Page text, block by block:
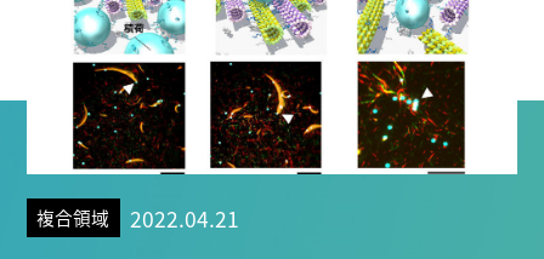
工学 情報学 数物系科学
人文学
TAG
複合領域 2022.04.21